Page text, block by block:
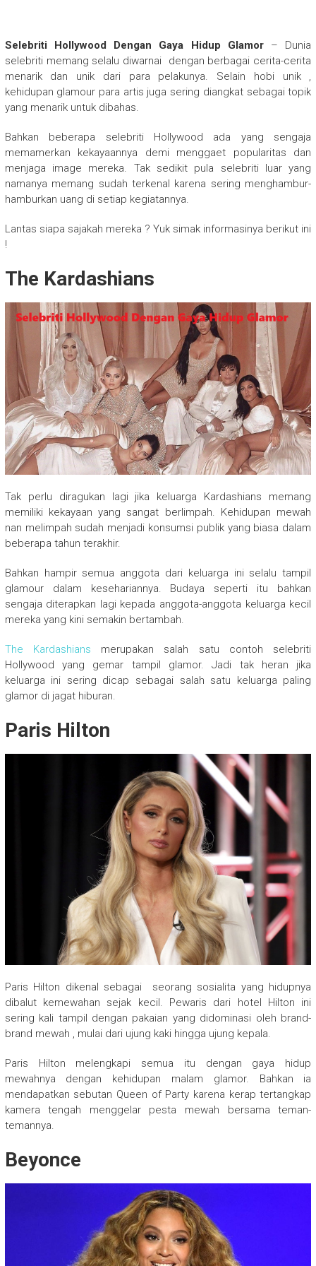
Selebriti Hollywood Dengan Gaya Hidup Glamor– Dunia
selebriti memang selalu diwarnai dengan berbagai cerita-cerita
menarik dan unik dari para pelakunya. Selain hobi unik ,
kehidupan glamour para artis juga sering diangkat sebagai topik
yang menarik untuk dibahas.
Bahkan beberapa selebriti Hollywood ada yang sengaja
memamerkan kekayaannya demi menggaet popularitas dan
menjaga image mereka. Tak sedikit pula selebriti luar yang
namanya memang sudah terkenal karena sering menghambur-
hamburkan uang di setiap kegiatannya.
Lantas siapa sajakah mereka ? Yuk simak informasinya berikut ini
!
The Kardashians
Tak perlu diragukan lagi jika keluarga Kardashians memang
memiliki kekayaan yang sangat berlimpah. Kehidupan mewah
nan melimpah sudah menjadi konsumsi publik yang biasa dalam
beberapa tahun terakhir.
Bahkan hampir semua anggota dari keluarga ini selalu tampil
glamour dalam kesehariannya. Budaya seperti itu bahkan
sengaja diterapkan lagi kepada anggota-anggota keluarga kecil
mereka yang kini semakin bertambah.
The Kardashians merupakan salah satu contoh selebriti
Hollywood yang gemar tampil glamor. Jadi tak heran jika
keluarga ini sering dicap sebagai salah satu keluarga paling
glamor di jagat hiburan.
Paris Hilton
Paris Hilton dikenal sebagai seorang sosialita yang hidupnya
dibalut kemewahan sejak kecil. Pewaris dari hotel Hilton ini
sering kali tampil dengan pakaian yang didominasi oleh brand-
brand mewah , mulai dari ujung kaki hingga ujung kepala.
Paris Hilton melengkapi semua itu dengan gaya hidup
mewahnya dengan kehidupan malam glamor. Bahkan ia
mendapatkan sebutan Queen of Party karena kerap tertangkap
kamera tengah menggelar pesta mewah bersama teman-
temannya.
Beyonce